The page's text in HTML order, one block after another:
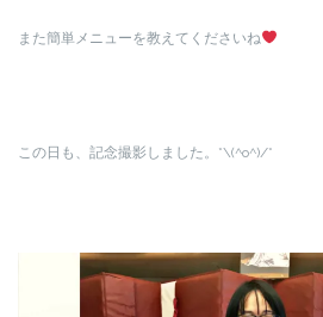
また簡単メニューを教えてくださいね
この日も、記念撮影しました。*\(^o^)/*